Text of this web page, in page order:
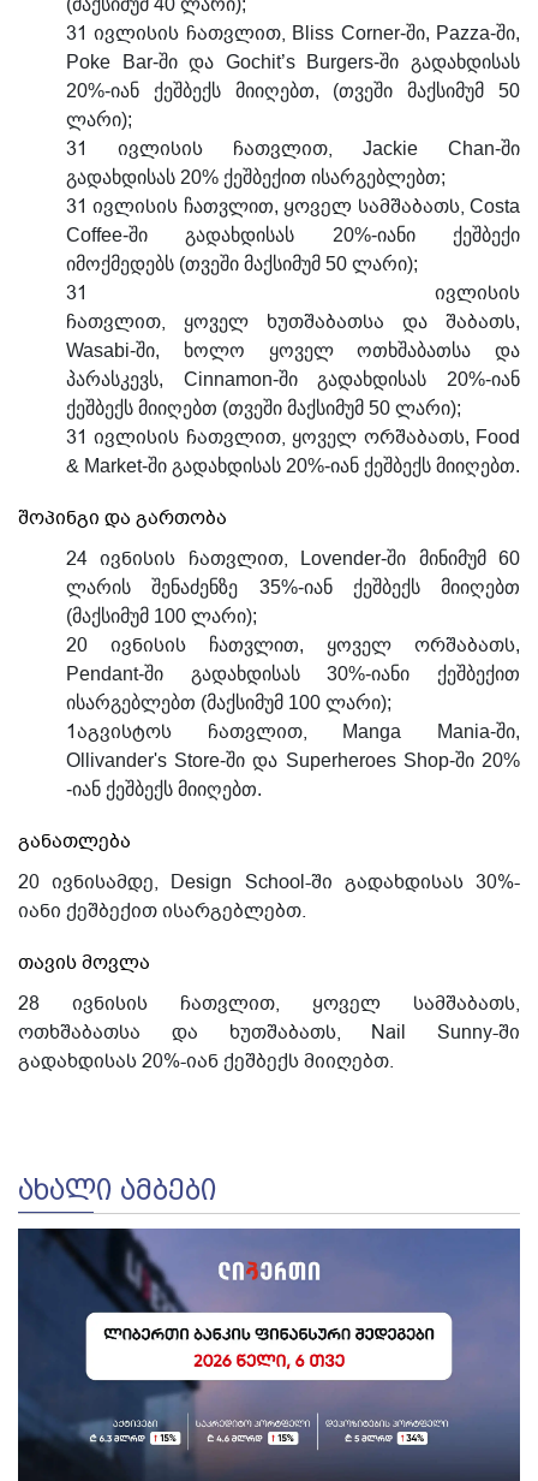
(მაქსიმუმ 40 ლარი);
31 ივლისის ჩათვლით, Bliss Corner-ში, Pazza-ში,
Poke Bar-ში და Gochit’s Burgers-ში გადახდისას
20%-იან ქეშბექს მიიღებთ, (თვეში მაქსიმუმ 50
ლარი);
31 ივლისის ჩათვლით, Jackie Chan-ში
გადახდისას 20% ქეშბექით ისარგებლებთ;
31 ივლისის ჩათვლით, ყოველ სამშაბათს,Costa
Coffee-ში გადახდისას 20%-იანი ქეშბექი
იმოქმედებს (თვეში მაქსიმუმ 50 ლარი);
31 ივლისის
ჩათვლით, ყოველ ხუთშაბათსა და შაბათს,
Wasabi-ში, ხოლო ყოველ ოთხშაბათსა და
პარასკევს, Cinnamon-ში გადახდისას 20%-იან
ქეშბექს მიიღებთ (თვეში მაქსიმუმ 50 ლარი);
31 ივლისის ჩათვლით, ყოველ ორშაბათს, Food
& Market-ში გადახდისას 20%-იან ქეშბექს მიიღებთ.
შოპინგი და გართობა
24 ივნისის ჩათვლით,
Lovender-ში მინიმუმ 60
ლარის შენაძენზე 35%-იან ქეშბექს მიიღებთ
(მაქსიმუმ 100 ლარი);
20 ივნისის ჩათვლით, ყოველ ორშაბათს,
Pendant-ში გადახდისას 30%-იანი ქეშბექით
ისარგებლებთ (მაქსიმუმ 100 ლარი);
1აგვისტოს ჩათვლით,
Manga Mania-ში,
Ollivander's Store-ში და Superheroes Shop-ში 20%
-იან ქეშბექს მიიღებთ.
განათლება
20 ივნისამდე, Design School-ში გადახდისას 30%-
იანი ქეშბექით ისარგებლებთ.
თავის მოვლა
28 ივნისის ჩათვლით, ყოველ სამშაბათს,
ოთხშაბათსა და ხუთშაბათს, Nail Sunny-ში
გადახდისას 20%-იან ქეშბექს მიიღებთ.
ᲐᲮᲐᲚᲘ ᲐᲛᲑᲔᲑᲘ